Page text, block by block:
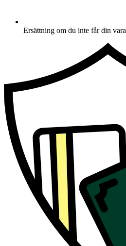
Ersättning om du inte får din vara